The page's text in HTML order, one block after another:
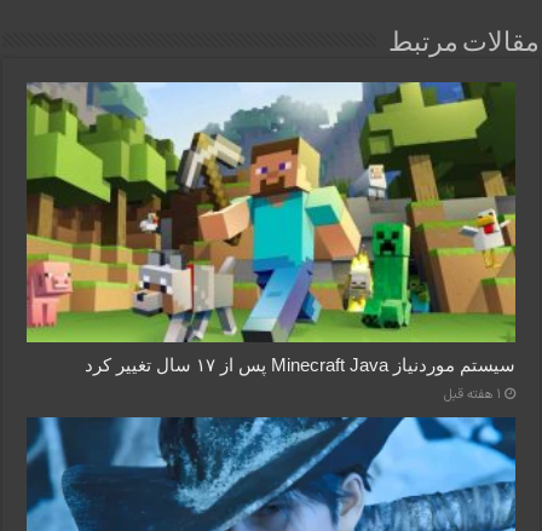
مقالات مرتبط
سیستم موردنیاز Minecraft Java پس از ۱۷ سال تغییر کرد
1 هفته قبل